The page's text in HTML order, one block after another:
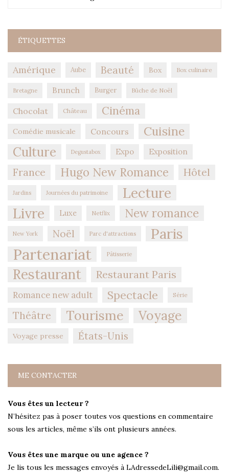
ÉTIQUETTES
Amérique Aube Beauté Box Box culinaire
Bretagne Brunch Burger Bûche de Noël
Chocolat Château Cinéma
Comédie musicale Concours Cuisine
Culture Degustabox Expo Exposition
France Hugo New Romance Hôtel
Jardins Journées du patrimoine
Lecture
Livre
Luxe Netflix New romance
New York Noël Parc d'attractions Paris
Partenariat Pâtisserie
Restaurant Restaurant Paris
Romance new adult Spectacle Série
Théâtre Tourisme Voyage
Voyage presse États-Unis
ME CONTACTER
Vous êtes un lecteur ?
N’hésitez pas à poser toutes vos questions en commentaire
sous les articles, même s’ils ont plusieurs années.
Vous êtes une marque ou une agence ?
Je lis tous les messages envoyés à LAdressedeLili@gmail.com.